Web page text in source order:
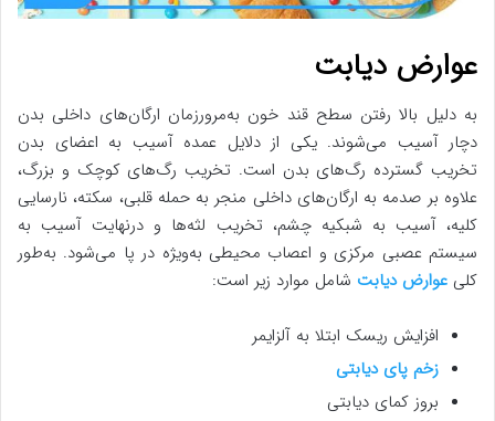
عوارض دیابت
به دلیل بالا رفتن سطح قند خون به‌مرورزمان ارگان‌های داخلی بدن
دچار آسیب می‌شوند. یکی از دلایل عمده آسیب به اعضای بدن
تخریب گسترده رگ‌های بدن است. تخریب رگ‌های کوچک و بزرگ،
علاوه بر صدمه به ارگان‌های داخلی منجر به حمله قلبی، سکته، نارسایی
کلیه، آسیب به شبکیه چشم، تخریب لثه‌ها و درنهایت آسیب به
سیستم عصبی مرکزی و اعصاب محیطی به‌ویژه در پا می‌شود. به‌طور
کلی عوارض دیابت شامل موارد زیر است:
افزایش ریسک ابتلا به آلزایمر
زخم پای دیابتی
بروز کمای دیابتی